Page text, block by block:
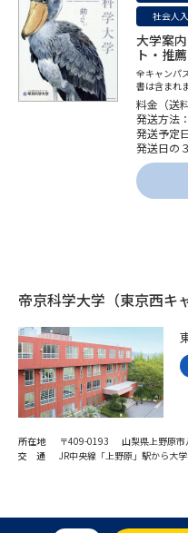
社会人
大学案
ト・推
全キャンパ
書は含まれ
料金（送
発送方法
発送予定
発送日の
帝京科学大学（東京西キ
所在地
〒409-0193 山梨県上野原市
交 通
JR中央線「上野原」駅から大